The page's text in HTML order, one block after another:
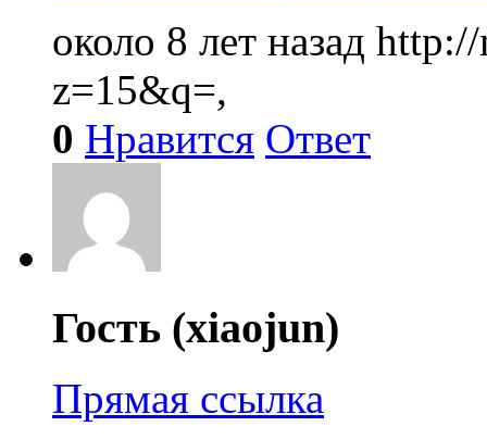
около 8 лет назад http://
z=15&q=,
0 Нравится Ответ
Гость (xiaojun)
Прямая ссылка